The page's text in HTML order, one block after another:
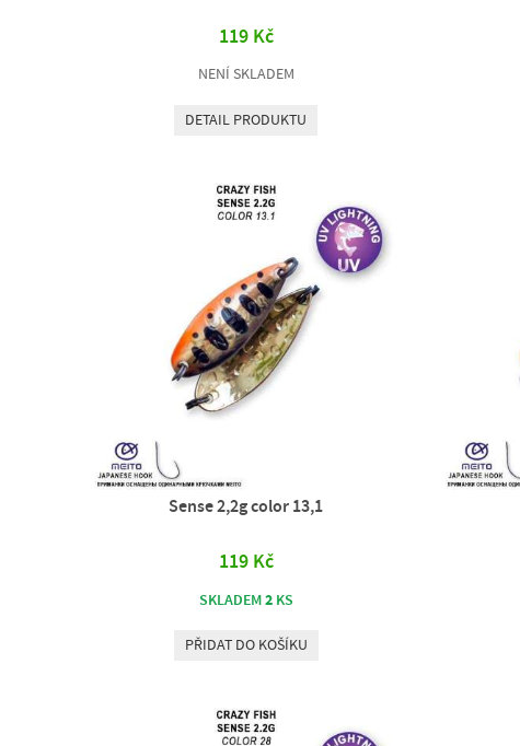
119 Kč
NENÍ SKLADEM
DETAIL PRODUKTU
Sense 2,2g color 13,1
119 Kč
SKLADEM2KS
PŘIDAT DO KOŠÍKU